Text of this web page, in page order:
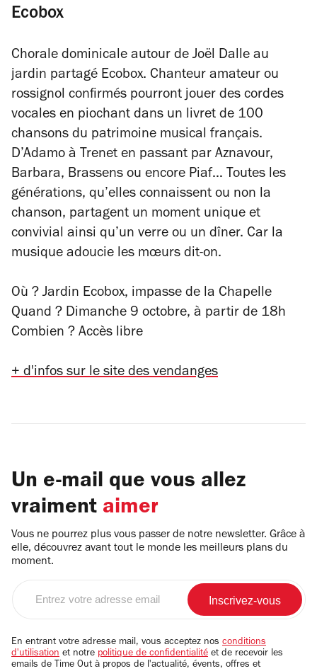
Ecobox
Chorale dominicale autour de Joël Dalle au
jardin partagé Ecobox. Chanteur amateur ou
rossignol confirmés pourront jouer des cordes
vocales en piochant dans un livret de 100
chansons du patrimoine musical français.
D’Adamo à Trenet en passant par Aznavour,
Barbara, Brassens ou encore Piaf… Toutes les
générations, qu’elles connaissent ou non la
chanson, partagent un moment unique et
convivial ainsi qu’un verre ou un dîner. Car la
musique adoucie les mœurs dit-on.
Où ? Jardin Ecobox, impasse de la Chapelle
Quand ? Dimanche 9 octobre, à partir de 18h
Combien ? Accès libre
+ d'infos sur le site des vendanges
Un e-mail que vous allez
vraiment aimer
Vous ne pourrez plus vous passer de notre newsletter. Grâce à
elle, découvrez avant tout le monde les meilleurs plans du
moment.
email
En entrant votre adresse mail, vous acceptez nos conditions
d'utilisation et notre politique de confidentialité et de recevoir les
emails de Time Out à propos de l'actualité, évents, offres et